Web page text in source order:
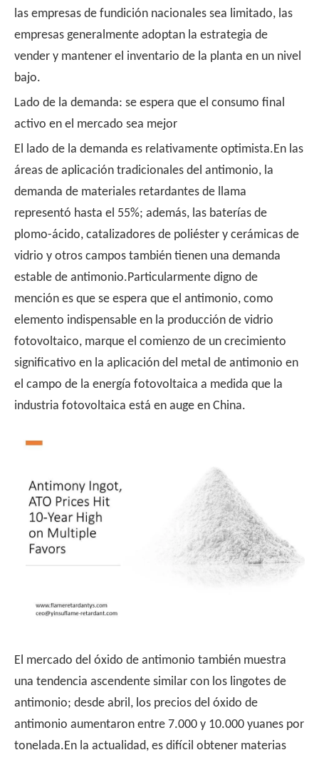
las empresas de fundición nacionales sea limitado, las
empresas generalmente adoptan la estrategia de
vender y mantener el inventario de la planta en un nivel
bajo.
Lado de la demanda: se espera que el consumo final
activo en el mercado sea mejor
El lado de la demanda es relativamente optimista.En las
áreas de aplicación tradicionales del antimonio, la
demanda de materiales retardantes de llama
representó hasta el 55%; además, las baterías de
plomo-ácido, catalizadores de poliéster y cerámicas de
vidrio y otros campos también tienen una demanda
estable de antimonio.Particularmente digno de
mención es que se espera que el antimonio, como
elemento indispensable en la producción de vidrio
fotovoltaico, marque el comienzo de un crecimiento
significativo en la aplicación del metal de antimonio en
el campo de la energía fotovoltaica a medida que la
industria fotovoltaica está en auge en China.
El mercado del óxido de antimonio también muestra
una tendencia ascendente similar con los lingotes de
antimonio; desde abril, los precios del óxido de
antimonio aumentaron entre 7.000 y 10.000 yuanes por
tonelada.En la actualidad, es difícil obtener materias